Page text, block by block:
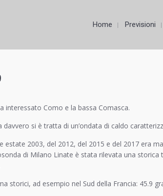
Home Previsioni
interessato Como e la bassa Comasca.
si è tratta di un’ondata di caldo
2003, del 2012, del 2015 e del 2017 era
di Milano Linate è stata rilevata una
ad esempio nel Sud della Francia: 45.9